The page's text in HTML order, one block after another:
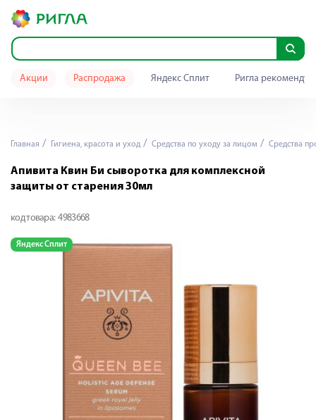
Акции Распродажа Яндекс Сплит Ригла
Главная Гигиена, красота и уход Средства по уходу за лицом Средства
Апивита Квин Би сыворотка для комплексной
защиты от старения 30мл
код товара: 4983668
Яндекс Сплит